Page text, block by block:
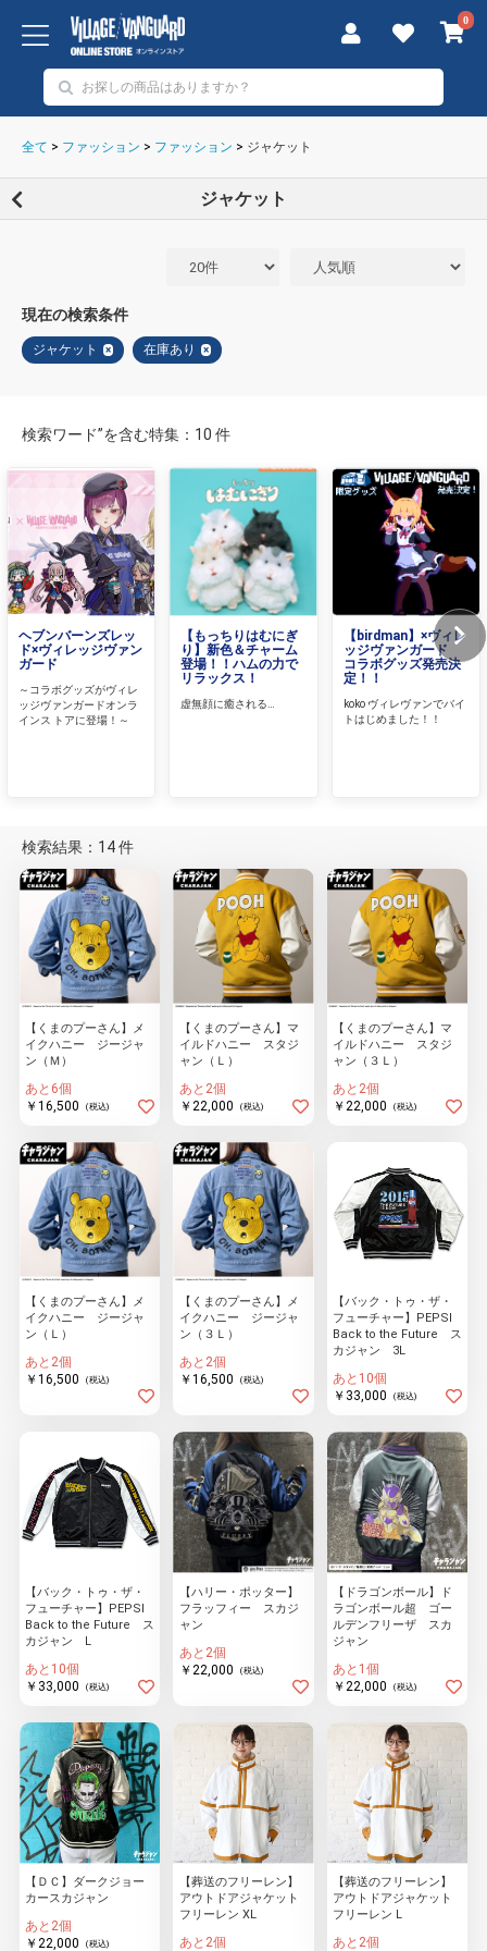
0
全て > ファッション > ファッション > ジャケット
ジャケット
現在の検索条件
ジャケット × 在庫あり ×
検索ワード”を含む特集：10 件
ヘブンバーンズレッ
ド×ヴィレッジヴァン
ガード
～コラボグッズがヴィレ
ッジヴァンガードオンラ
インス トアに登場！～
【もっちりはむにぎ
り】新色＆チャーム
登場！！ハムの力で
リラックス！
虚無顔に癒される…
【birdman】×ヴィレ
ッジヴァンガード
コラボグッズ発売決
定！！
koko ヴィレヴァンでバイ
トはじめました！！
検索結果：14 件
【くまのプーさん】メ
イクハニー ジージャ
ン（Ｍ）
あと6個
￥16,500
(税込)
【くまのプーさん】マ
イルドハニー スタジ
ャン（Ｌ）
あと2個
￥22,000
(税込)
【くまのプーさん】マ
イルドハニー スタジ
ャン（３Ｌ）
あと2個
￥22,000
(税込)
【くまのプーさん】メ
イクハニー ジージャ
ン（Ｌ）
あと2個
￥16,500
(税込)
【くまのプーさん】メ
イクハニー ジージャ
ン（３Ｌ）
あと2個
￥16,500
(税込)
【バック・トゥ・ザ・
フューチャー】PEPSI
Back to the Future ス
カジャン 3L
あと10個
￥33,000
(税込)
【バック・トゥ・ザ・
フューチャー】PEPSI
Back to the Future ス
カジャン L
あと10個
￥33,000
(税込)
【ハリー・ポッター】
フラッフィー スカジ
ャン
あと2個
￥22,000
(税込)
【ドラゴンボール】ド
ラゴンボール超 ゴー
ルデンフリーザ スカ
ジャン
あと1個
￥22,000
(税込)
【ＤＣ】ダークジョー
カースカジャン
あと2個
￥22,000
(税込)
【葬送のフリーレン】
アウトドアジャケット
フリーレン XL
あと2個
【葬送のフリーレン】
アウトドアジャケット
フリーレン L
あと2個
イラストレ
アダルトグ
ッズ